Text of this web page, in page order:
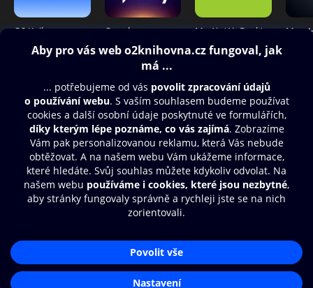
O2 Knihovna Oneplay My Air (Air Bank)
Obsah ke stažení
Moje O2 Knihovna
Další zábava
© O2 Czech Republic a.s.
Přístupnost
Zásady zpracování osobních údajůAplikace O2 Knihovna
Čti a poslouchej své e-knihy a